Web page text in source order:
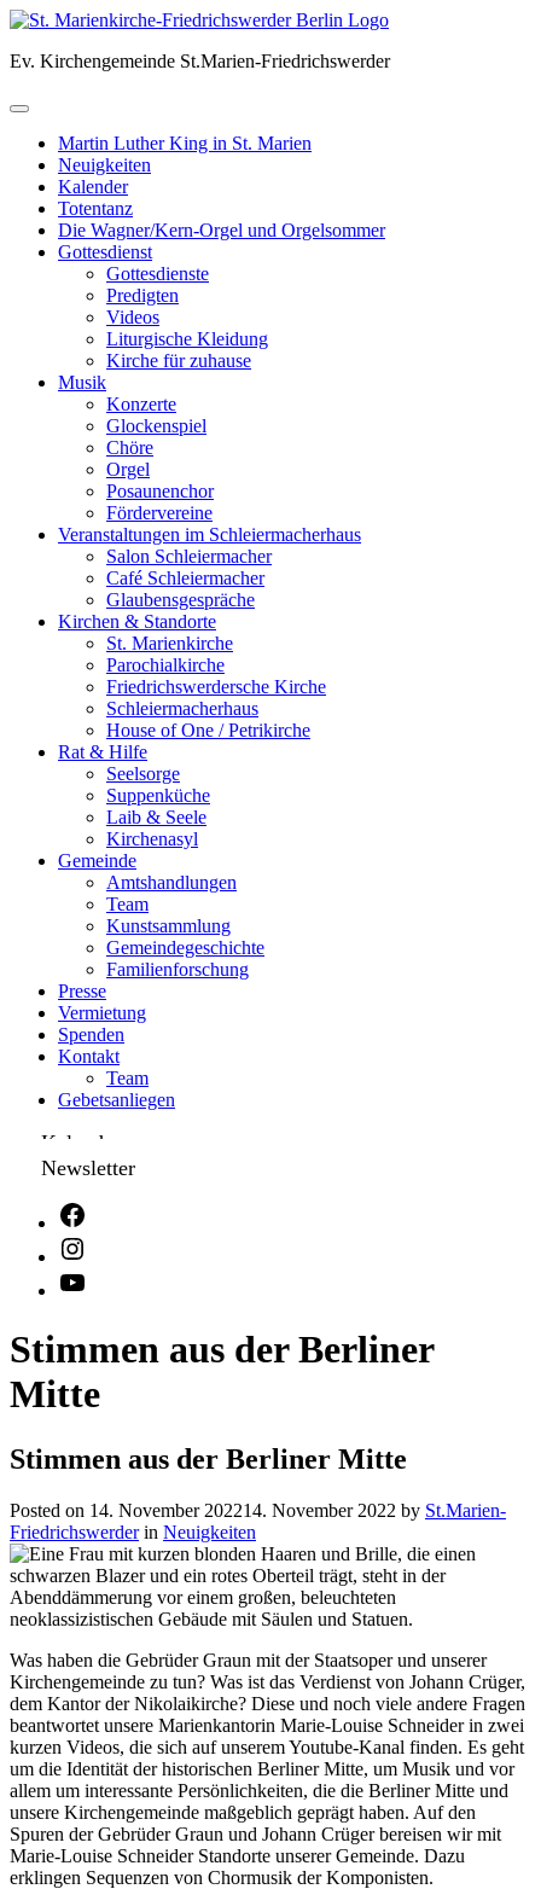
Skip
content
Ev. Kirchengemeinde St.Marien-Friedrichswerder
Martin Luther King in St. Marien
Neuigkeiten
Kalender
Totentanz
Die Wagner/Kern-Orgel und Orgelsommer
Gottesdienst
Gottesdienste
Predigten
Videos
Liturgische Kleidung
Kirche für zuhause
Musik
Konzerte
Glockenspiel
Chöre
Orgel
Posaunenchor
Fördervereine
Veranstaltungen im Schleiermacherhaus
Salon Schleiermacher
Café Schleiermacher
Glaubensgespräche
Kirchen & Standorte
St. Marienkirche
Parochialkirche
Friedrichswerdersche Kirche
Schleiermacherhaus
House of One / Petrikirche
Rat & Hilfe
Seelsorge
Suppenküche
Laib & Seele
Kirchenasyl
Gemeinde
Amtshandlungen
Team
Kunstsammlung
Gemeindegeschichte
Familienforschung
Presse
Vermietung
Spenden
Kontakt
Team
Gebetsanliegen
Kalender
Newsletter
Stimmen aus der Berliner
Mitte
Stimmen aus der Berliner Mitte
Posted on 14. November 202214. November 2022 by St.Marien-
Friedrichswerderin Neuigkeiten
Was haben die Gebrüder Graun mit der Staatsoper und unserer
Kirchengemeinde zu tun? Was ist das Verdienst von Johann Crüger,
dem Kantor der Nikolaikirche? Diese und noch viele andere Fragen
beantwortet unsere Marienkantorin Marie-Louise Schneider in zwei
kurzen Videos, die sich auf unserem Youtube-Kanal finden. Es geht
um die Identität der historischen Berliner Mitte, um Musik und vor
allem um interessante Persönlichkeiten, die die Berliner Mitte und
unsere Kirchengemeinde maßgeblich geprägt haben. Auf den
Spuren der Gebrüder Graun und Johann Crüger bereisen wir mit
Marie-Louise Schneider Standorte unserer Gemeinde. Dazu
erklingen Sequenzen von Chormusik der Komponisten.